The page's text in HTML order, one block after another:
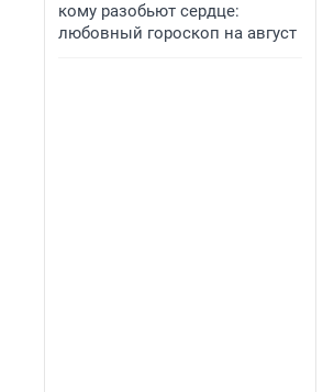
кому разобьют сердце:
любовный гороскоп на август